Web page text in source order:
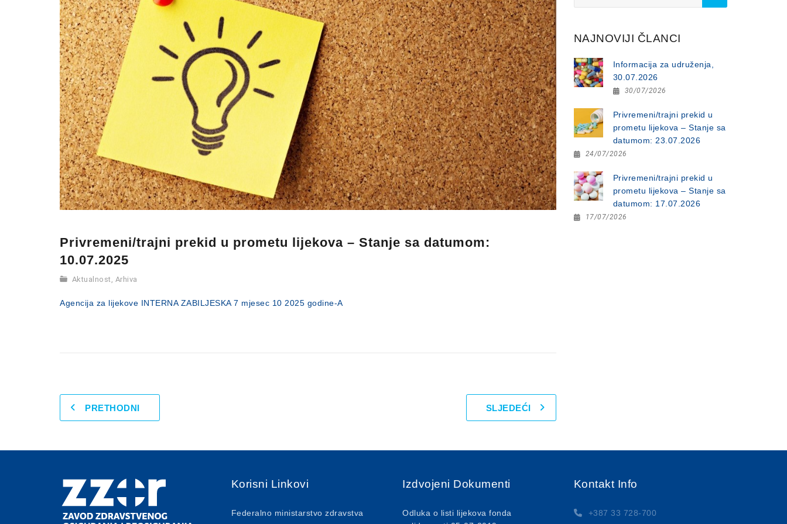
Privremeni/trajni prekid u prometu lijekova – Stanje sa datumom:
10.07.2025
Aktualnost, Arhiva
Agencija za lijekove INTERNA ZABILJESKA 7 mjesec 10 2025 godine-A
PRETHODNI SLJEDEĆI
NAJNOVIJI ČLANCI
Informacija za udruženja,
30.07.2026
30/07/2026
Privremeni/trajni prekid u
prometu lijekova – Stanje sa
datumom: 23.07.2026
24/07/2026
Privremeni/trajni prekid u
prometu lijekova – Stanje sa
datumom: 17.07.2026
17/07/2026
Korisni Linkovi
Federalno ministarstvo zdravstva
Izdvojeni Dokumenti
Odluka o listi lijekova fonda
Kontakt Info
+387 33 728-700